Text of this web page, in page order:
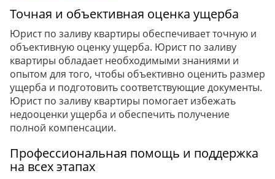
Точная и объективная оценка ущерба
Юрист по заливу квартиры обеспечивает точную и
объективную оценку ущерба. Юрист по заливу
квартиры обладает необходимыми знаниями и
опытом для того, чтобы объективно оценить размер
ущерба и подготовить соответствующие документы.
Юрист по заливу квартиры помогает избежать
недооценки ущерба и обеспечить получение
полной компенсации.
Профессиональная помощь и поддержка
на всех этапах